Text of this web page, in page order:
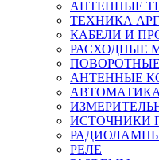
АНТЕННЫЕ
ТЕХНИКА
КАБЕЛИ И
РАСХОДНЫЕ
АНТЕННЫЕ
АВТОМАТИКА
ИСТОЧНИКИ
РЕЛЕ